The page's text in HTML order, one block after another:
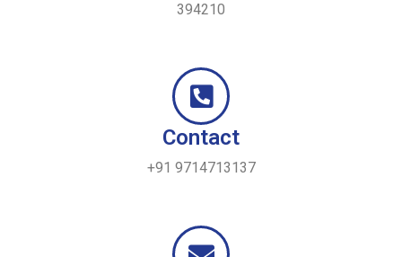
394210
Contact
+91 9714713137